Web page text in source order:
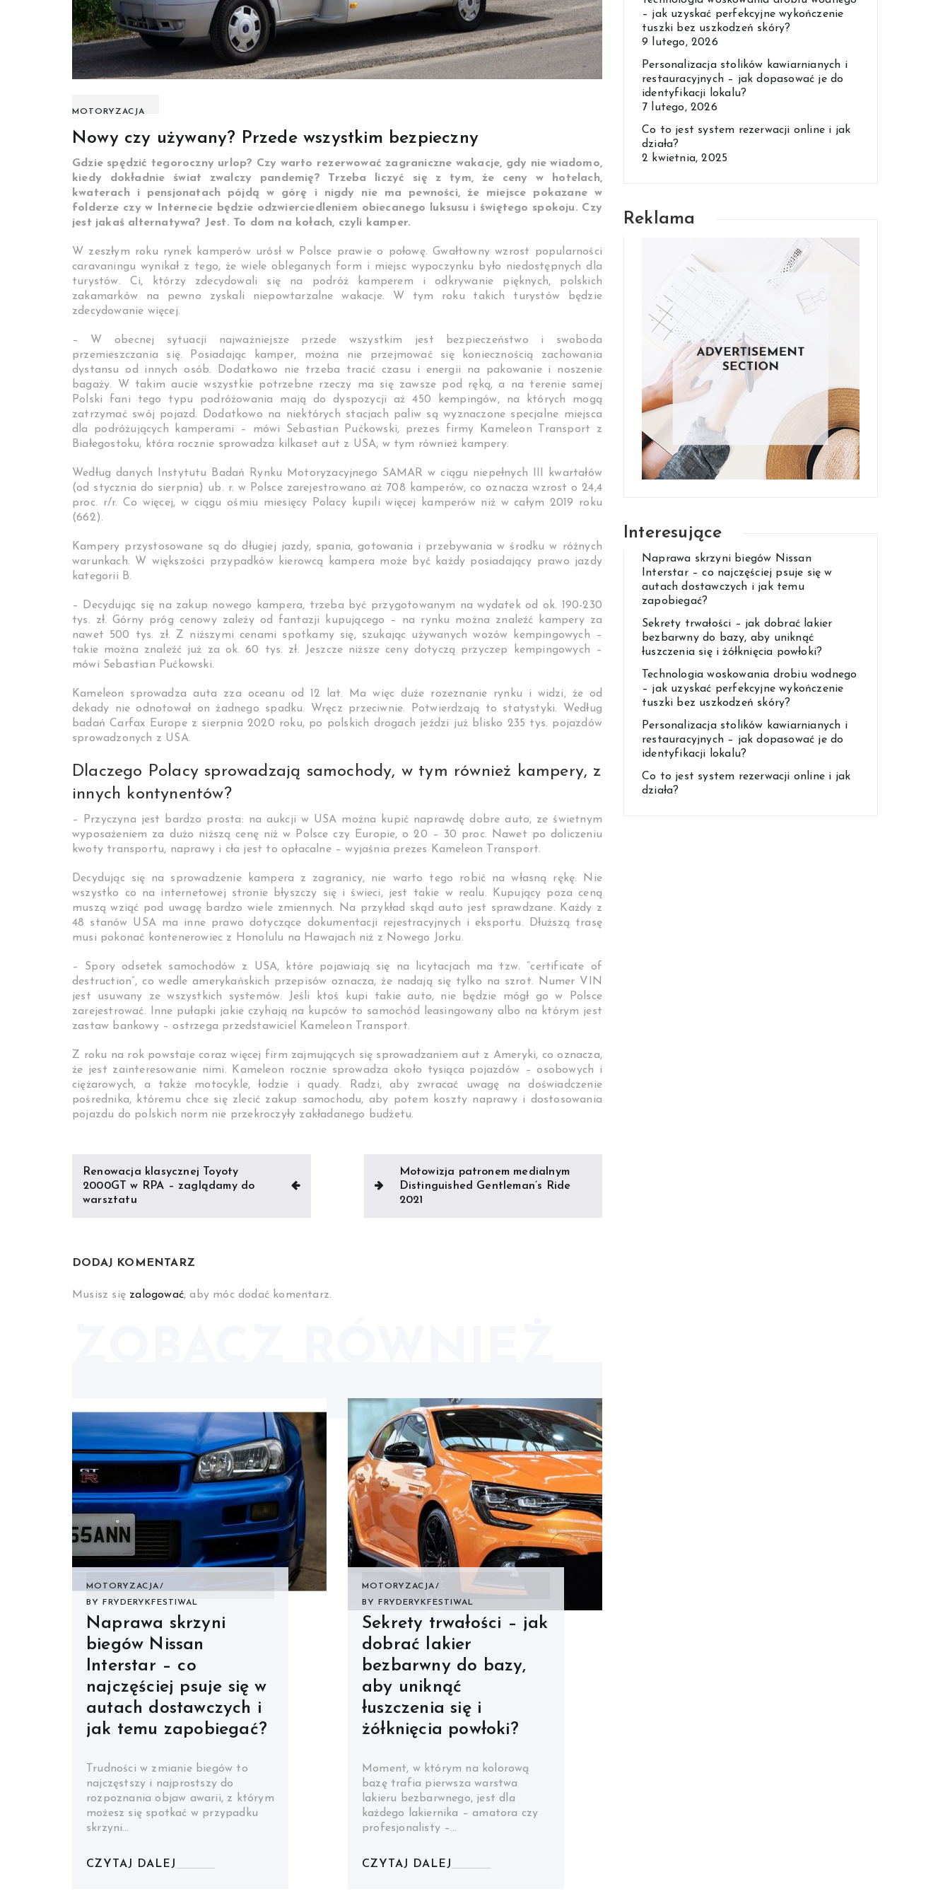
MOTORYZACJA
Nowy czy używany? Przede wszystkim bezpieczny
Gdzie spędzić tegoroczny urlop? Czy warto rezerwować zagraniczne wakacje, gdy nie wiadomo,
kiedy dokładnie świat zwalczy pandemię? Trzeba liczyć się z tym, że ceny w hotelach,
kwaterach i pensjonatach pójdą w górę i nigdy nie ma pewności, że miejsce pokazane w
folderze czy w Internecie będzie odzwierciedleniem obiecanego luksusu i świętego spokoju. Czy
jest jakaś alternatywa? Jest. To dom na kołach, czyli kamper.
W zeszłym roku rynek kamperów urósł w Polsce prawie o połowę. Gwałtowny wzrost popularności
caravaningu wynikał z tego, że wiele obleganych form i miejsc wypoczynku było niedostępnych dla
turystów. Ci, którzy zdecydowali się na podróż kamperem i odkrywanie pięknych, polskich
zakamarków na pewno zyskali niepowtarzalne wakacje. W tym roku takich turystów będzie
zdecydowanie więcej.
– W obecnej sytuacji najważniejsze przede wszystkim jest bezpieczeństwo i swoboda
przemieszczania się. Posiadając kamper, można nie przejmować się koniecznością zachowania
dystansu od innych osób. Dodatkowo nie trzeba tracić czasu i energii na pakowanie i noszenie
bagaży. W takim aucie wszystkie potrzebne rzeczy ma się zawsze pod ręką, a na terenie samej
Polski fani tego typu podróżowania mają do dyspozycji aż 450 kempingów, na których mogą
zatrzymać swój pojazd. Dodatkowo na niektórych stacjach paliw są wyznaczone specjalne miejsca
dla podróżujących kamperami – mówi Sebastian Pućkowski, prezes firmy Kameleon Transport z
Białegostoku, która rocznie sprowadza kilkaset aut z USA, w tym również kampery.
Według danych Instytutu Badań Rynku Motoryzacyjnego SAMAR w ciągu niepełnych III kwartałów
(od stycznia do sierpnia) ub. r. w Polsce zarejestrowano aż 708 kamperów, co oznacza wzrost o 24,4
proc. r/r. Co więcej, w ciągu ośmiu miesięcy Polacy kupili więcej kamperów niż w całym 2019 roku
(662).
Kampery przystosowane są do długiej jazdy, spania, gotowania i przebywania w środku w różnych
warunkach. W większości przypadków kierowcą kampera może być każdy posiadający prawo jazdy
kategorii B.
– Decydując się na zakup nowego kampera, trzeba być przygotowanym na wydatek od ok. 190-230
tys. zł. Górny próg cenowy zależy od fantazji kupującego – na rynku można znaleźć kampery za
nawet 500 tys. zł. Z niższymi cenami spotkamy się, szukając używanych wozów kempingowych –
takie można znaleźć już za ok. 60 tys. zł. Jeszcze niższe ceny dotyczą przyczep kempingowych –
mówi Sebastian Pućkowski.
Kameleon sprowadza auta zza oceanu od 12 lat. Ma więc duże rozeznanie rynku i widzi, że od
dekady nie odnotował on żadnego spadku. Wręcz przeciwnie. Potwierdzają to statystyki. Według
badań Carfax Europe z sierpnia 2020 roku, po polskich drogach jeździ już blisko 235 tys. pojazdów
sprowadzonych z USA.
Dlaczego Polacy sprowadzają samochody, w tym również kampery, z
innych kontynentów?
– Przyczyna jest bardzo prosta: na aukcji w USA można kupić naprawdę dobre auto, ze świetnym
wyposażeniem za dużo niższą cenę niż w Polsce czy Europie, o 20 – 30 proc. Nawet po doliczeniu
kwoty transportu, naprawy i cła jest to opłacalne – wyjaśnia prezes Kameleon Transport.
Decydując się na sprowadzenie kampera z zagranicy, nie warto tego robić na własną rękę. Nie
wszystko co na internetowej stronie błyszczy się i świeci, jest takie w realu. Kupujący poza ceną
muszą wziąć pod uwagę bardzo wiele zmiennych. Na przykład skąd auto jest sprawdzane. Każdy z
48 stanów USA ma inne prawo dotyczące dokumentacji rejestracyjnych i eksportu. Dłuższą trasę
musi pokonać kontenerowiec z Honolulu na Hawajach niż z Nowego Jorku.
– Spory odsetek samochodów z USA, które pojawiają się na licytacjach ma tzw. “certificate of
destruction”, co wedle amerykańskich przepisów oznacza, że nadają się tylko na szrot. Numer VIN
jest usuwany ze wszystkich systemów. Jeśli ktoś kupi takie auto, nie będzie mógł go w Polsce
zarejestrować. Inne pułapki jakie czyhają na kupców to samochód leasingowany albo na którym jest
zastaw bankowy – ostrzega przedstawiciel Kameleon Transport.
Z roku na rok powstaje coraz więcej firm zajmujących się sprowadzaniem aut z Ameryki, co oznacza,
że jest zainteresowanie nimi. Kameleon rocznie sprowadza około tysiąca pojazdów – osobowych i
ciężarowych, a także motocykle, łodzie i quady. Radzi, aby zwracać uwagę na doświadczenie
pośrednika, któremu chce się zlecić zakup samochodu, aby potem koszty naprawy i dostosowania
pojazdu do polskich norm nie przekroczyły zakładanego budżetu.
Nawigacja
wpisu
Renowacja klasycznej Toyoty
2000GT w RPA – zaglądamy do
warsztatu
Motowizja patronem medialnym
Distinguished Gentleman’s Ride
2021
DODAJ KOMENTARZ
Musisz się zalogować, aby móc dodać komentarz.
MOTORYZACJA
BY
FRYDERYKFESTIWAL
Naprawa skrzyni
biegów Nissan
Interstar – co
najczęściej psuje się w
autach dostawczych i
jak temu zapobiegać?
Trudności w zmianie biegów to
najczęstszy i najprostszy do
rozpoznania objaw awarii, z którym
możesz się spotkać w przypadku
skrzyni…
CZYTAJ DALEJ
MOTORYZACJA
BY
FRYDERYKFESTIWAL
Sekrety trwałości – jak
dobrać lakier
bezbarwny do bazy,
aby uniknąć
łuszczenia się i
żółknięcia powłoki?
Moment, w którym na kolorową
bazę trafia pierwsza warstwa
lakieru bezbarwnego, jest dla
każdego lakiernika – amatora czy
profesjonalisty –…
CZYTAJ DALEJ
– jak uzyskać perfekcyjne wykończenie
tuszki bez uszkodzeń skóry?
9 lutego, 2026
Personalizacja stolików kawiarnianych i
restauracyjnych – jak dopasować je do
identyfikacji lokalu?
7 lutego, 2026
Co to jest system rezerwacji online i jak
działa?
2 kwietnia, 2025
Reklama
Interesujące
Naprawa skrzyni biegów Nissan
Interstar – co najczęściej psuje się w
autach dostawczych i jak temu
zapobiegać?
Sekrety trwałości – jak dobrać lakier
bezbarwny do bazy, aby uniknąć
łuszczenia się i żółknięcia powłoki?
Technologia woskowania drobiu wodnego
– jak uzyskać perfekcyjne wykończenie
tuszki bez uszkodzeń skóry?
Personalizacja stolików kawiarnianych i
restauracyjnych – jak dopasować je do
identyfikacji lokalu?
Co to jest system rezerwacji online i jak
działa?